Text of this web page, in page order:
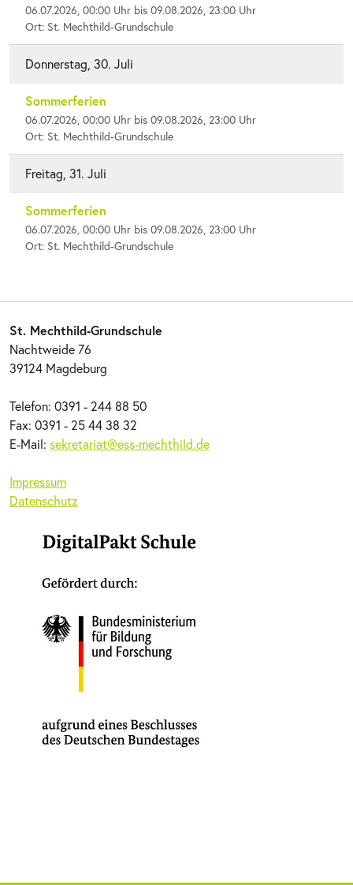
06.07.2026, 00:00 Uhr bis 09.08.2026, 23:00 Uhr
Ort: St. Mechthild-Grundschule
Donnerstag, 30. Juli
Sommerferien
06.07.2026, 00:00 Uhr bis 09.08.2026, 23:00 Uhr
Ort: St. Mechthild-Grundschule
Freitag, 31. Juli
Sommerferien
06.07.2026, 00:00 Uhr bis 09.08.2026, 23:00 Uhr
Ort: St. Mechthild-Grundschule
St. Mechthild-Grundschule
Nachtweide 76
39124 Magdeburg
Telefon: 0391 - 244 88 50
Fax: 0391 - 25 44 38 32
E-Mail: sekretariat@ess-mechthild.de
Impressum
Datenschutz